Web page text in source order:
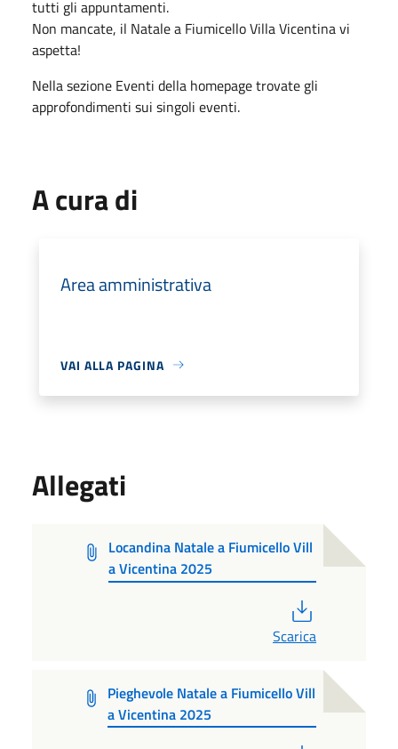
tutti gli appuntamenti.
Non mancate, il Natale a Fiumicello Villa Vicentina vi
aspetta!
Nella sezione Eventi della homepage trovate gli
approfondimenti sui singoli eventi.
A cura di
Area amministrativa
VAI ALLA PAGINA
Allegati
Locandina Natale a Fiumicello Vill
a Vicentina 2025
Scarica
Pieghevole Natale a Fiumicello Vill
a Vicentina 2025